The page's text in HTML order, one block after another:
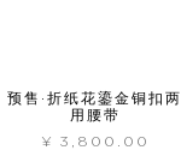
高定
成衣
预售·折纸花鎏金铜扣两
用腰带
¥ 3,800.00